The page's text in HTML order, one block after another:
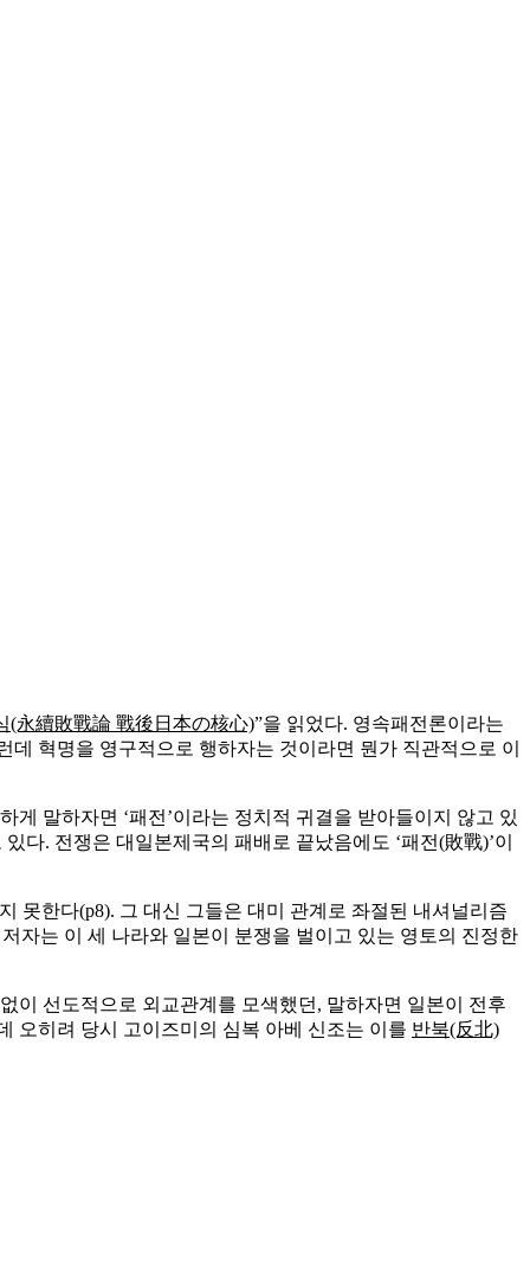
(永續敗戰論 戰後日本の核心)”을 읽었다. 영속패전론이라는
데 혁명을 영구적으로 행하자는 것이라면 뭔가 직관적으로 이
말하자면 ‘패전’이라는 정치적 귀결을 받아들이지 않고 있
다. 전쟁은 대일본제국의 패배로 끝났음에도 ‘패전(敗戰)’이
못한다(p8). 그 대신 그들은 대미 관계로 좌절된 내셔널리즘
자는 이 세 나라와 일본이 분쟁을 벌이고 있는 영토의 진정한
이 선도적으로 외교관계를 모색했던, 말하자면 일본이 전후
오히려 당시 고이즈미의 심복 아베 신조는 이를 반북(反北)